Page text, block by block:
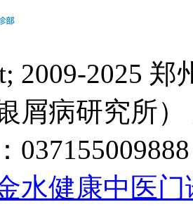
2009-2025
屑病研究所
水健康中医